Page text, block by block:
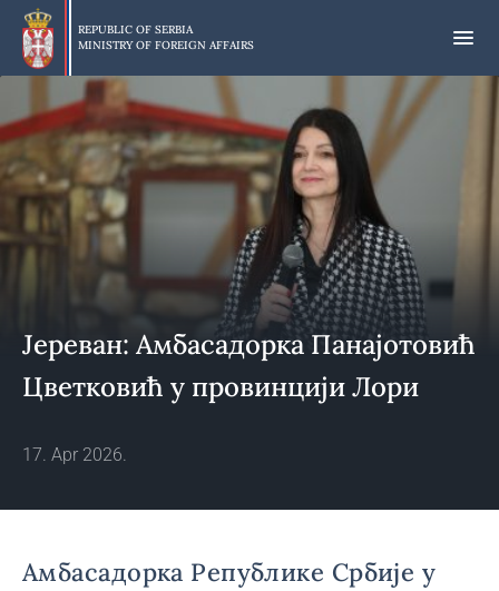
Skip
main
content
REPUBLIC OF SERBIA
MINISTRY OF FOREIGN AFFAIRS
Јереван: Амбасадорка Панајотовић
Цветковић у провинцији Лори
17. Apr 2026.
Амбасадорка Републике Србије у